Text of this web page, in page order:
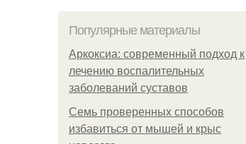
Популярные материалы
Аркоксиа: современный подход к
лечению воспалительных
заболеваний суставов
Семь проверенных способов
избавиться от мышей и крыс